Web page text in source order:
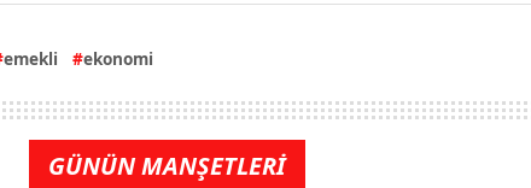
emekli ekonomi
GÜNÜN MANŞETLERİ